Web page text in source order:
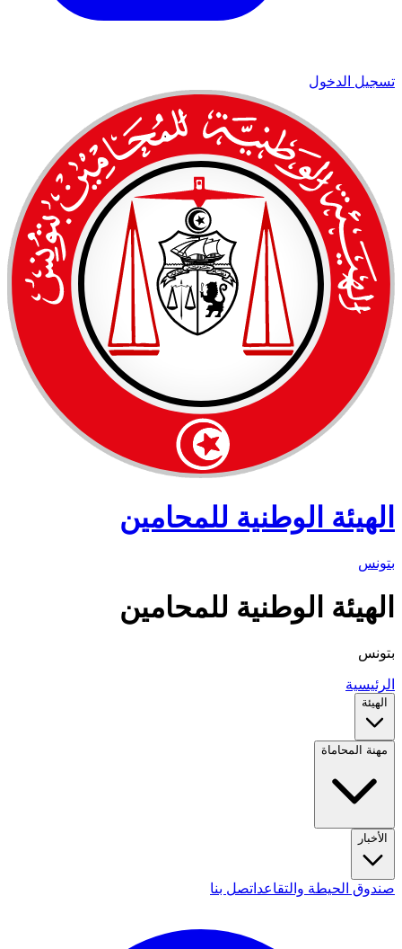
تسجيل الدخول
الهيئة الوطنية للمحامين
بتونس
الهيئة الوطنية للمحامين
بتونس
الرئيسية
الهيئة
مهنة المحاماة
الأخبار
صندوق الحيطة والتقاعد اتصل بنا